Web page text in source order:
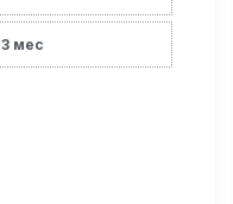
3 мес